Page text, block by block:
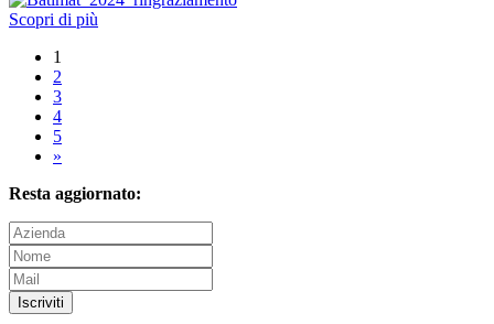
Scopri di più
1
2
3
4
5
»
Resta aggiornato:
Iscriviti